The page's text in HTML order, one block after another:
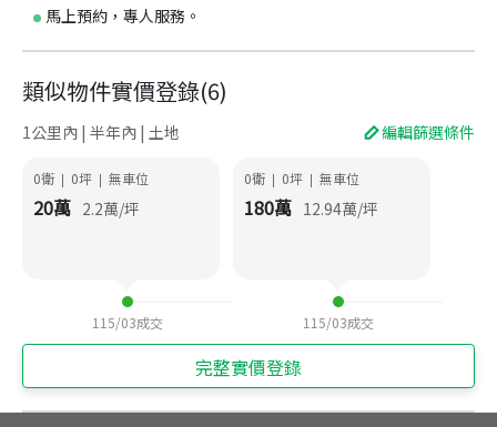
馬上預約，專人服務。
類似物件實價登錄(6)
1公里內 | 半年內 | 土地 編輯篩選條件
0衛 | 0坪 | 無車位
20萬 2.2萬/坪
115/03成交
0衛 | 0坪 | 無車位
180萬 12.94萬/坪
115/03成交
完整實價登錄